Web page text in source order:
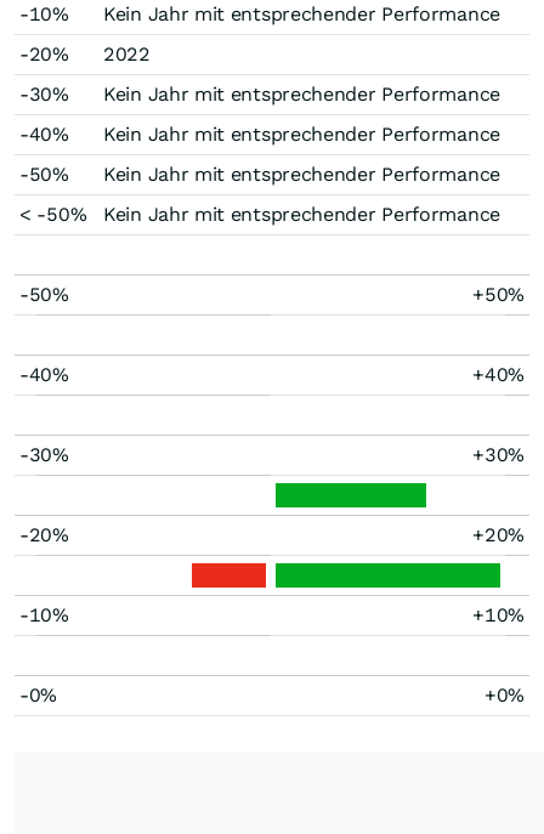
-10%
Kein Jahr mit entsprechender Performance
-20%
2022
-30%
Kein Jahr mit entsprechender Performance
-40%
Kein Jahr mit entsprechender Performance
-50%
Kein Jahr mit entsprechender Performance
< -50%
Kein Jahr mit entsprechender Performance
-50% +50%
-40% +40%
-30% +30%
-20% +20%
-10% +10%
-0% +0%